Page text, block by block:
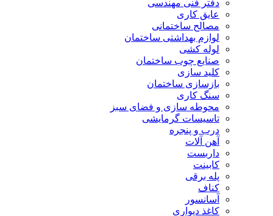
دفتر فنی مهندسی
عایق کاری
مصالح ساختمانی
لوازم بهداشتی ساختمان
لوله کشی
صنایع چوب ساختمان
کلید سازی
بازسازی ساختمان
سنگ کاری
محوطه سازی و فضای سبز
تاسیسات گرمایشی
درب و پنجره
آهن آلات
داربست
کابینت
پله برقی
کناف
آسانسور
کاغذ دیواری